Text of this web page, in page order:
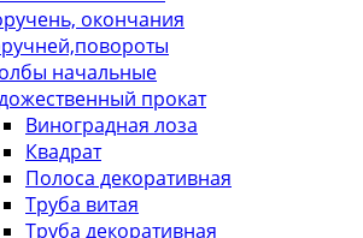
окончания
начальные
прокат
Виноградная лоза
Квадрат
Полоса декоративная
Труба витая
Труба декоративная